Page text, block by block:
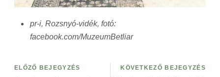
pr-i, Rozsnyó-vidék, fotó:
facebook.com/MuzeumBetliar
ELŐZŐ BEJEGYZÉS KÖVETKEZŐ BEJEGYZÉS